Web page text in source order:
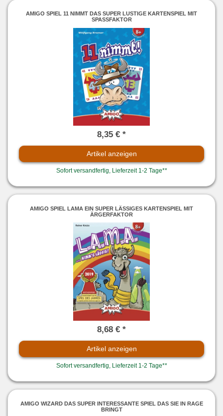
AMIGO SPIEL 11 NIMMT DAS SUPER LUSTIGE KARTENSPIEL MIT
SPASSFAKTOR
8,35 € *
Artikel anzeigen
Sofort versandfertig, Lieferzeit 1-2 Tage**
AMIGO SPIEL LAMA EIN SUPER LÄSSIGES KARTENSPIEL MIT
ÄRGERFAKTOR
8,68 € *
Artikel anzeigen
Sofort versandfertig, Lieferzeit 1-2 Tage**
AMIGO WIZARD DAS SUPER INTERESSANTE SPIEL DAS SIE IN RAGE
BRINGT